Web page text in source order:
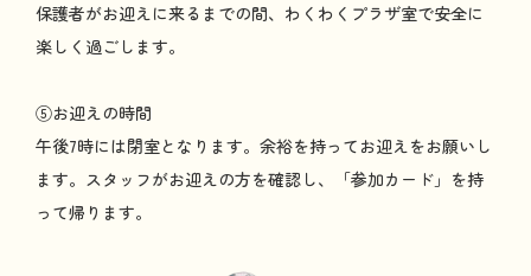
保護者がお迎えに来るまでの間、わくわくプラザ室で安全に
楽 しく 過ごします。
⑤お迎えの時間
午後7時には閉室となります。 余裕を持ってお迎えをお願いし
ます。スタッフがお迎えの方を確認 し、「参加カード」を持
って帰 ります。